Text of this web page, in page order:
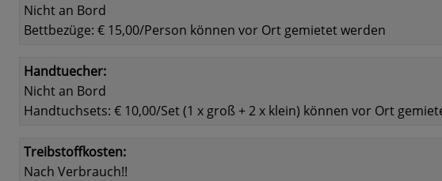
Nicht an Bord
Bettbezüge: € 15,00/Person können vor Ort gemietet werden
Handtuecher:
Nicht an Bord
Handtuchsets: € 10,00/Set (1 x groß + 2 x klein) können vor Ort
Treibstoffkosten:
Nach Verbrauch!!